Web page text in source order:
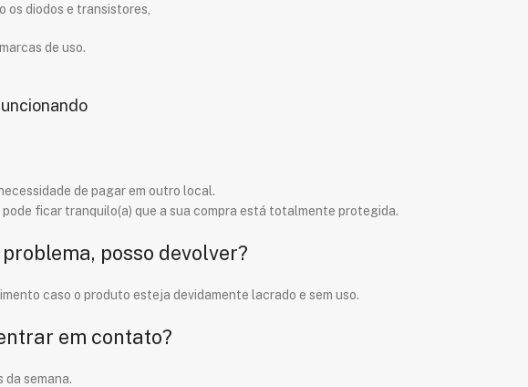
diodos e transistores,
de uso.
de pagar em outro local.
ficar tranquilo(a) que a sua compra está totalmente protegida.
posso devolver?
caso o produto esteja devidamente lacrado e sem uso.
em contato?
da semana.